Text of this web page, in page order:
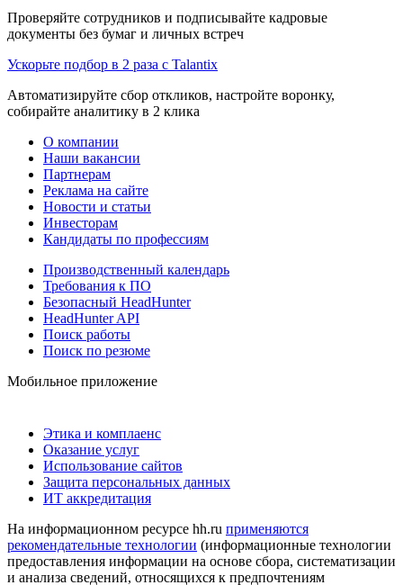
Проверяйте сотрудников и подписывайте кадровые
документы без бумаг и личных встреч
Ускорьте подбор в 2 раза с Talantix
Автоматизируйте сбор откликов, настройте воронку,
собирайте аналитику в 2 клика
О компании
Наши вакансии
Партнерам
Реклама на сайте
Новости и статьи
Инвесторам
Кандидаты по профессиям
Производственный календарь
Требования к ПО
Безопасный HeadHunter
HeadHunter API
Поиск работы
Поиск по резюме
Мобильное приложение
Этика и комплаенс
Оказание услуг
Использование сайтов
Защита персональных данных
ИТ аккредитация
На информационном ресурсе hh.ru применяются
рекомендательные технологии (информационные технологии
предоставления информации на основе сбора, систематизации
и анализа сведений, относящихся к предпочтениям